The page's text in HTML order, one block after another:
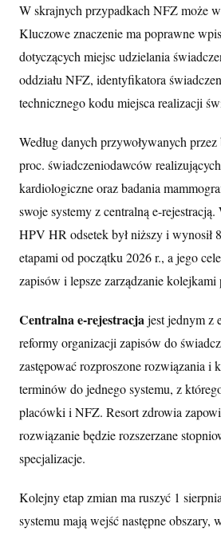
W skrajnych przypadkach NFZ może
Kluczowe znaczenie ma poprawne
dotyczących miejsc udzielania
oddziału NFZ, identyfikatora
technicznego kodu miejsca realizacji
Według danych przywoływanych
proc. świadczeniodawców
kardiologiczne oraz badania
swoje systemy z centralną e-
HPV HR odsetek był niższy i wynosił
etapami od początku 2026 r., a jego
zapisów i lepsze zarządzanie kolejkami
Centralna e-rejestracjajest jednym z
reformy organizacji zapisów do
zastępować rozproszone rozwiązania i
terminów do jednego systemu, z
placówki i NFZ. Resort zdrowia
rozwiązanie będzie rozszerzane
specjalizacje.
Kolejny etap zmian ma ruszyć 1
systemu mają wejść następne obszary,